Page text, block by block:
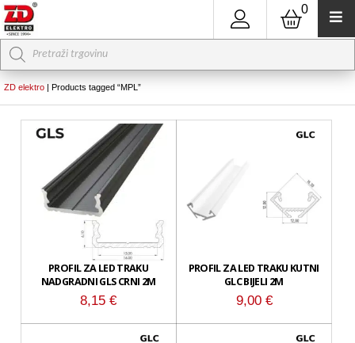
0
Products
search
ZD elektro | Products tagged “MPL”
PROFIL ZA LED TRAKU
NADGRADNI GLS CRNI 2M
8,15€
PROFIL ZA LED TRAKU KUTNI
GLC BIJELI 2M
9,00 €